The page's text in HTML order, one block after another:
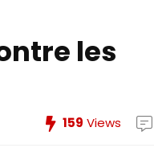
les
159 Views